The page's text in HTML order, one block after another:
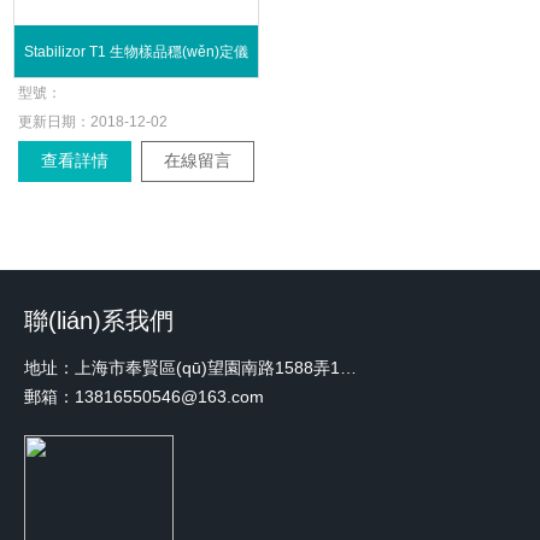
Stabilizor T1 生物樣品穩(wěn)定儀
型號：
更新日期：2018-12-02
查看詳情 在線留言
聯(lián)系我們
郵箱：13816550546@163.com